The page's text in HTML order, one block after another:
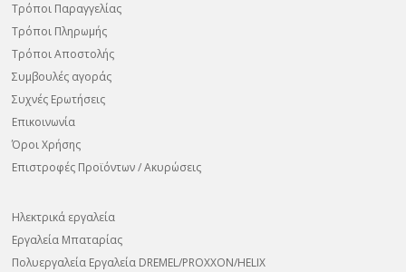
Τρόποι Παραγγελίας
Τρόποι Πληρωμής
Τρόποι Αποστολής
Συμβουλές αγοράς
Συχνές Ερωτήσεις
Επικοινωνία
Όροι Χρήσης
Επιστροφές Προϊόντων / Ακυρώσεις
Ηλεκτρικά εργαλεία
Εργαλεία Μπαταρίας
Πολυεργαλεία Εργαλεία DREMEL/PROXXON/HELIX